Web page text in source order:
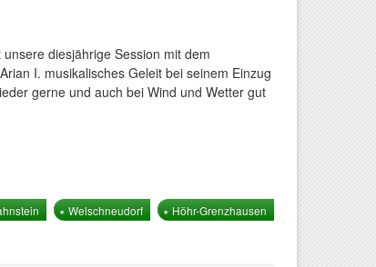
diesjährige Session mit dem
I. musikalisches Geleit bei seinem Einzug
gerne und auch bei Wind und Wetter gut
Welschneudorf Höhr-Grenzhausen